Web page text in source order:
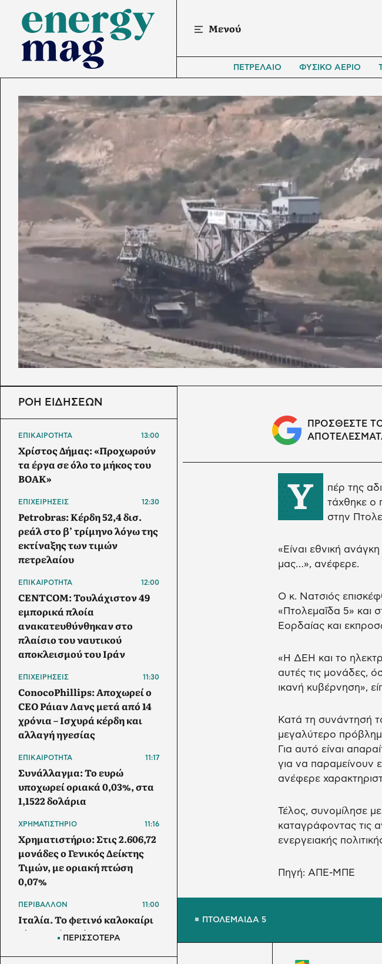
Μενού
ΠΕΤΡΕΛΑΙΟ ΦΥΣΙΚΟ ΑΕΡΙΟ
ΠΡΟΣΘΕΣΤΕ
Υ
πέρ της
τάχθηκε ο
στην
«Είναι εθνική
μας…», ανέφερε.
Ο κ. Νατσιός
«Πτολεμαΐδα 5» και
Εορδαίας και
«Η ΔΕΗ και το
αυτές τις μονάδες,
ικανή κυβέρνηση»,
Κατά τη συνάντησή
μεγαλύτερο
Για αυτό είναι
για να παραμείνουν
ανέφερε
Τέλος, συνομίλησε
καταγράφοντας τις
ενεργειακής
Πηγή: ΑΠΕ-ΜΠΕ
ΠΤΟΛΕΜΑΙΔΑ 5
ΡΟΗ ΕΙΔΗΣΕΩΝ
ΕΠΙΚΑΙΡΟΤΗΤΑ 13:00
Χρίστος Δήμας: «Προχωρούν
τα έργα σε όλο το μήκος του
ΒΟΑΚ»
ΕΠΙΧΕΙΡΗΣΕΙΣ 12:30
Petrobras: Κέρδη 52,4 δισ.
ρεάλ στο β’ τρίμηνο λόγω της
εκτίναξης των τιμών
πετρελαίου
ΕΠΙΚΑΙΡΟΤΗΤΑ 12:00
CENTCOM: Τουλάχιστον 49
εμπορικά πλοία
ανακατευθύνθηκαν στο
πλαίσιο του ναυτικού
αποκλεισμού του Ιράν
ΕΠΙΧΕΙΡΗΣΕΙΣ 11:30
ConocoPhillips: Αποχωρεί ο
CEO Ράιαν Λανς μετά από 14
χρόνια – Ισχυρά κέρδη και
αλλαγή ηγεσίας
ΕΠΙΚΑΙΡΟΤΗΤΑ 11:17
Συνάλλαγμα: Το ευρώ
υποχωρεί οριακά 0,03%, στα
1,1522 δολάρια
ΧΡΗΜΑΤΙΣΤΗΡΙΟ 11:16
Χρηματιστήριο: Στις 2.606,72
μονάδες ο Γενικός Δείκτης
Τιμών, με οριακή πτώση
0,07%
ΠΕΡΙΒΑΛΛΟΝ 11:00
Ιταλία. To φετινό καλοκαίρι
είναι το θερμότερο του
ΠΕΡΙΣΣΟΤΕΡΑ